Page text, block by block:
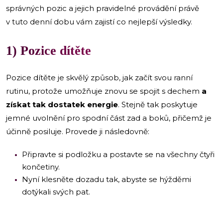
správných pozic a jejich pravidelné provádění právě
v tuto denní dobu vám zajistí co nejlepší výsledky.
1) Pozice dítěte
Pozice dítěte je skvělý způsob, jak začít svou ranní
rutinu, protože umožňuje znovu se spojit s dechem a
získat tak dostatek energie. Stejně tak poskytuje
jemné uvolnění pro spodní část zad a boků, přičemž je
účinně posiluje. Provede ji následovně:
Připravte si podložku a postavte se na všechny čtyři
končetiny.
Nyní klesněte dozadu tak, abyste se hýžděmi
dotýkali svých pat.